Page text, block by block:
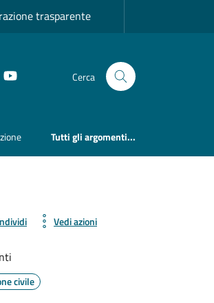
trasparente
YouTube Cerca
Tutti gli argomenti...
Vedi azioni
civile